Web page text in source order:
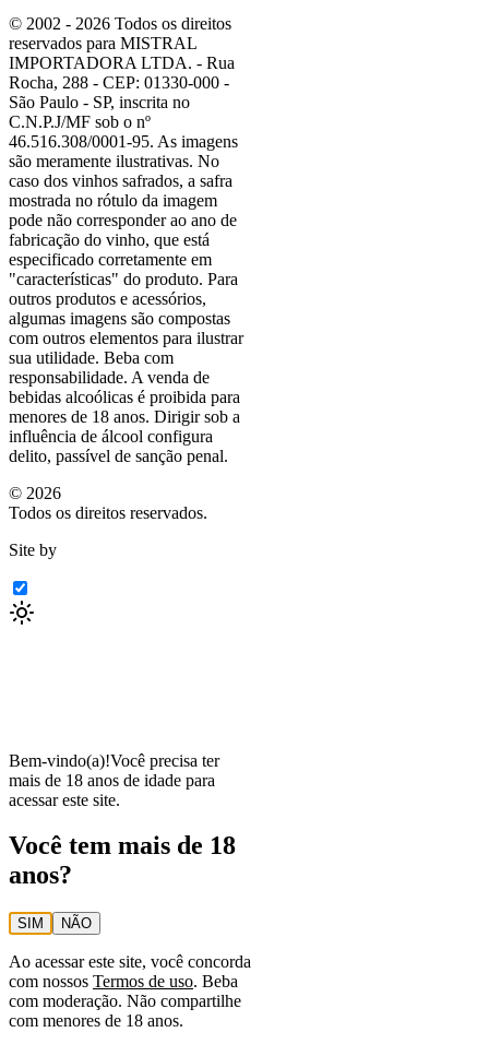
© 2002 - 2026 Todos os direitos
reservados para MISTRAL
IMPORTADORA LTDA. - Rua
Rocha, 288 - CEP: 01330-000 -
São Paulo - SP, inscrita no
C.N.P.J/MF sob o nº
46.516.308/0001-95. As imagens
são meramente ilustrativas. No
caso dos vinhos safrados, a safra
mostrada no rótulo da imagem
pode não corresponder ao ano de
fabricação do vinho, que está
especificado corretamente em
"características" do produto. Para
outros produtos e acessórios,
algumas imagens são compostas
com outros elementos para ilustrar
sua utilidade. Beba com
responsabilidade. A venda de
bebidas alcoólicas é proibida para
menores de 18 anos. Dirigir sob a
influência de álcool configura
delito, passível de sanção penal.
© 2026
Todos os direitos reservados.
Site by
Bem-vindo(a)!Você precisa ter
mais de 18 anos de idade para
acessar este site.
Você tem mais de 18
anos?
SIM NÃO
Ao acessar este site, você concorda
com nossos Termos de uso. Beba
com moderação. Não compartilhe
com menores de 18 anos.